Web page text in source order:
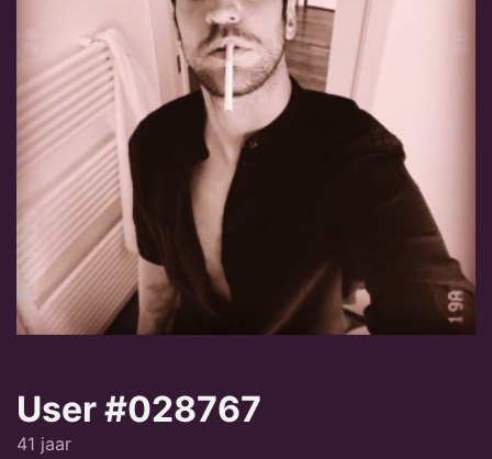
User #028767
41 jaar